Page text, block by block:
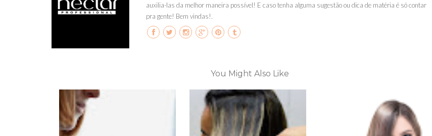
auxilia-las da melhor maneira possível! E caso tenha alguma sugestão ou dica de matéria é só contar
pra gente! Bem vindas!.
You Might Also Like